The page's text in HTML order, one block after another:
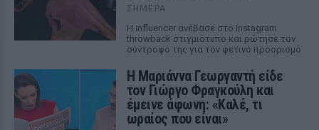
ΣΉΜΕΡΑ
Η influencer ανέβασε στο Instagram
throwback στιγμιότυπο και ρώτησε τον
σύντροφό της για τον φετινό προορισμό
Η Μαριάννα Γεωργαντή είδε
τον Γιώργο Φραγκούλη και
έμεινε άφωνη: «Καλέ, τι
ωραίος που είναι»